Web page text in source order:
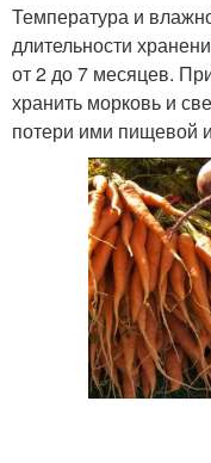
Температура и
длительности
от 2 до 7 месяцев.
хранить морковь и
потери ими пищевой